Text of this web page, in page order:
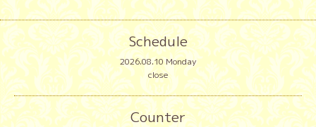
Schedule
2026.08.10 Monday
close
Counter